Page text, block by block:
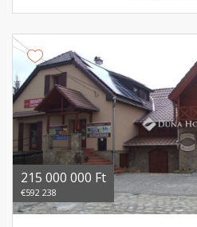
215 000 000 Ft
€592 238